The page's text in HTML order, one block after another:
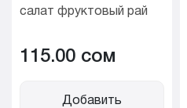
салат фруктовый рай
115.00 cом
Добавить